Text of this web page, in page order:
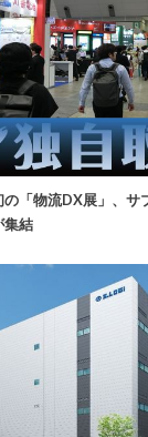
の「物流DX展」、
集結